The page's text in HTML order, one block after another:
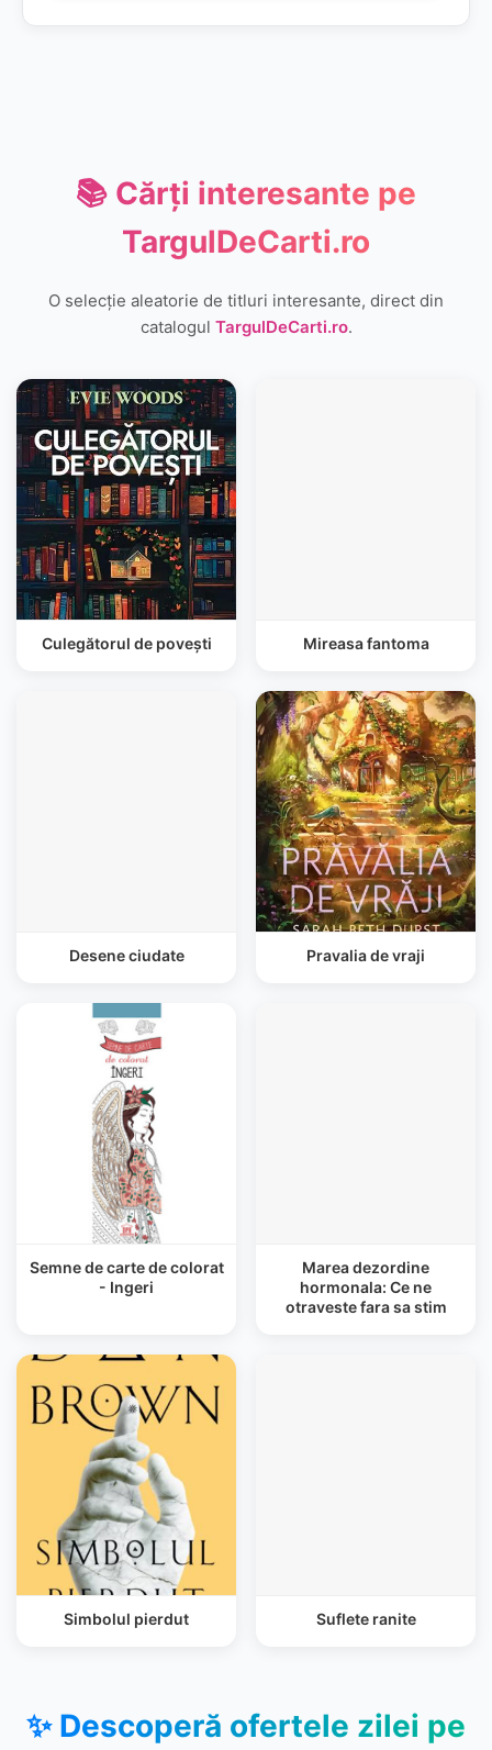
📚 Cărți interesante pe
TargulDeCarti.ro
O selecție aleatorie de titluri interesante, direct din
catalogul TargulDeCarti.ro.
Culegătorul de povești Mireasa fantoma
Desene ciudate Pravalia de vraji
Semne de carte de colorat
- Ingeri
Marea dezordine
hormonala: Ce ne
otraveste fara sa stim
Simbolul pierdut Suflete ranite
✨ Descoperă ofertele zilei pe